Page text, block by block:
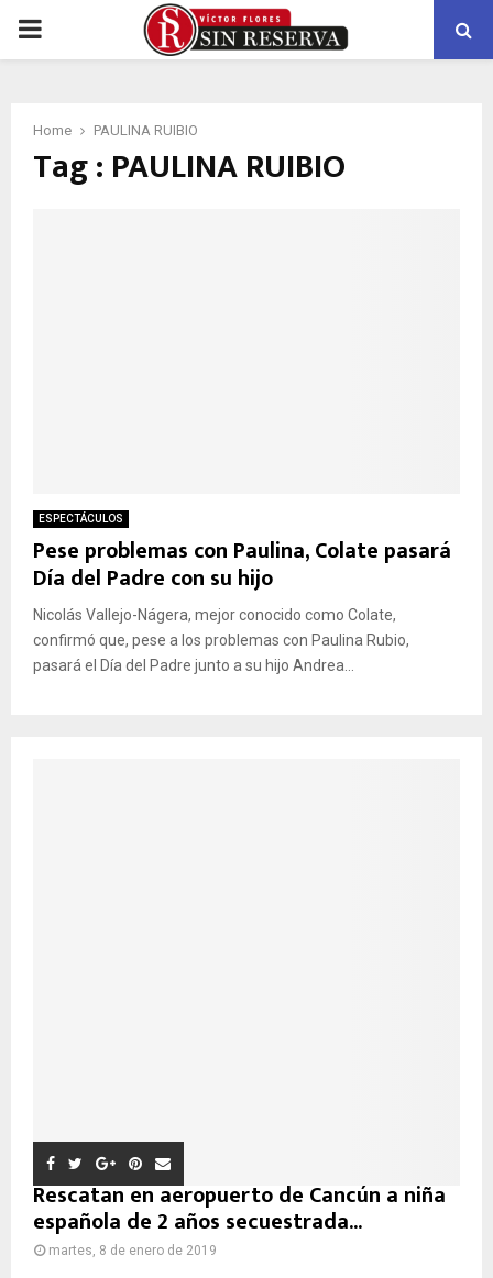
PRIMARY
Home PAULINA RUIBIO
Tag : PAULINA RUIBIO
ESPECTÁCULOS
Pese problemas con Paulina, Colate pasará
Día del Padre con su hijo
Nicolás Vallejo-Nágera, mejor conocido como Colate,
confirmó que, pese a los problemas con Paulina Rubio,
pasará el Día del Padre junto a su hijo Andrea...
Rescatan en aeropuerto de Cancún a niña
española de 2 años secuestrada...
martes, 8 de enero de 2019